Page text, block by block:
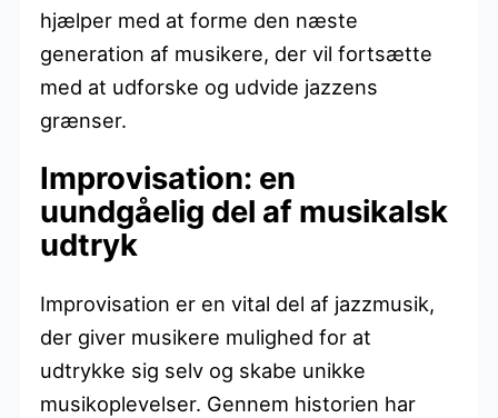
hjælper med at forme den næste
generation af musikere, der vil fortsætte
med at udforske og udvide jazzens
grænser.
Improvisation: en
uundgåelig del af musikalsk
udtryk
Improvisation er en vital del af jazzmusik,
der giver musikere mulighed for at
udtrykke sig selv og skabe unikke
musikoplevelser. Gennem historien har